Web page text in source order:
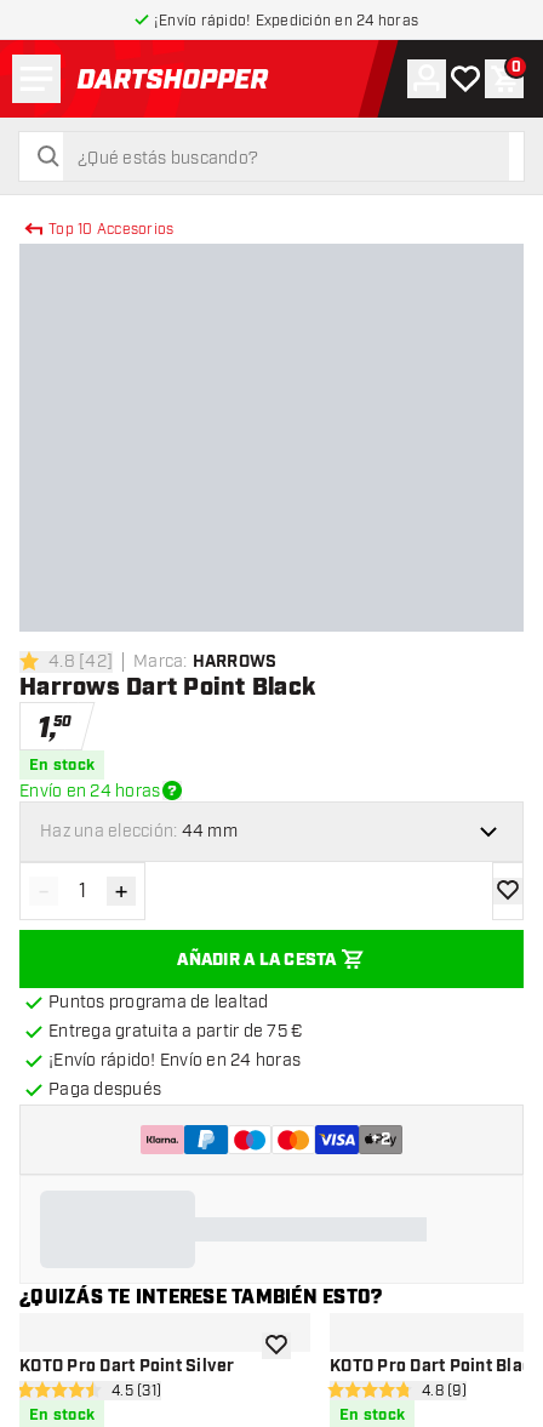
¡Envío rápido! Expedición en 24 horas
volver a la página de inicio
buscar
buscar
Cuenta
Mi lista de
0
Top 10 Accesorios
4.8 estrellas de puntuación
4.8 [42] Marca: HARROWS
Harrows Dart Point Black
1,50
En stock
Envío en 24 horas
Haz una elección: 44 mm
Disminuir cantidad
- Aumentar cantidad
+
AÑADIR A LA CESTA
Puntos programa de lealtad
Entrega gratuita a partir de 75 €
¡Envío rápido! Envío en 24 horas
Paga después
+2
¿QUIZÁS TE INTERESE TAMBIÉN ESTO?
KOTO Pro Dart Point Silver
abrir panel de reseñas
4.5 estrellas de puntuación
4.5 (31)
En stock
añadir a la lista de deseos
KOTO Pro Dart Point Black
abrir panel de
4.8 estrellas de puntuación
4.8 (9)
En stock